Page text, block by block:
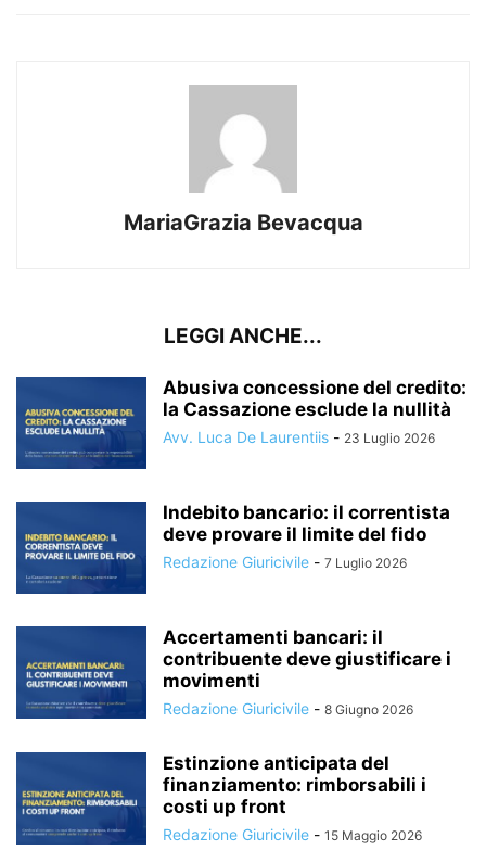
MariaGrazia Bevacqua
LEGGI ANCHE...
Abusiva concessione del credito:
la Cassazione esclude la nullità
Avv. Luca De Laurentiis - 23 Luglio 2026
Indebito bancario: il correntista
deve provare il limite del fido
Redazione Giuricivile - 7 Luglio 2026
Accertamenti bancari: il
contribuente deve giustificare i
movimenti
Redazione Giuricivile - 8 Giugno 2026
Estinzione anticipata del
finanziamento: rimborsabili i
costi up front
Redazione Giuricivile - 15 Maggio 2026